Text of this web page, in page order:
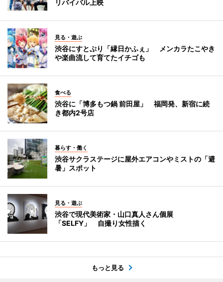
リバイバル上映
見る・遊ぶ
渋谷にすとぷり「縁日かふぇ」 メンカラたこやき
や楽曲流して育てたイチゴも
食べる
渋谷に「博多もつ鍋 前田屋」 福岡発、新宿に続
き都内2号店
暮らす・働く
渋谷サクラステージに屋外エアコンやミストの「避
暑」スポット
見る・遊ぶ
渋谷で現代美術家・山口真人さん個展
「SELFY」 自撮り女性描く
もっと見る